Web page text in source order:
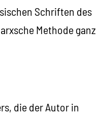
Schriften des
Methode ganz
die der Autor in